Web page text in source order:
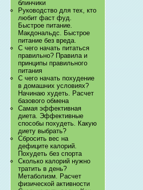
блинчики
Руководство для тех, кто
любит фаст фуд.
Быстрое питание.
Макдональдс. Быстрое
питание без вреда.
С чего начать питаться
правильно? Правила и
принципы правильного
питания
С чего начать похудение
в домашних условиях?
Начинаю худеть. Расчет
базового обмена
Самая эффективная
диета. Эффективные
способы похудеть. Какую
диету выбрать?
Сбросить вес на
дефиците калорий.
Похудеть без спорта
Сколько калорий нужно
тратить в день?
Метаболизм. Расчет
физической активности